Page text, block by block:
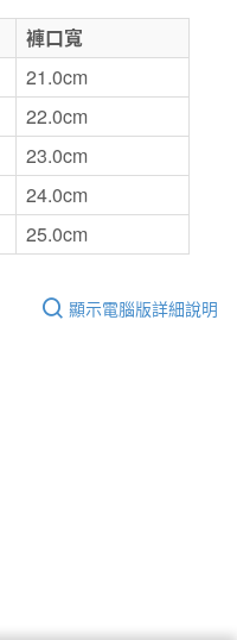
褲口寬
21.0cm
22.0cm
23.0cm
24.0cm
25.0cm
顯示電腦版詳細說明